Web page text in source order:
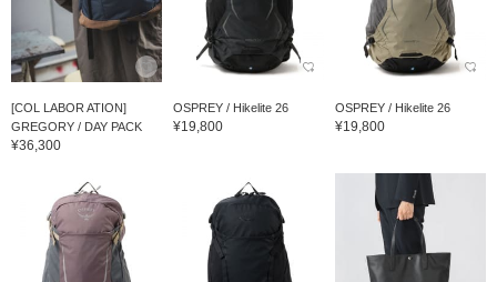
[COL LABOR ATION]
GREGORY / DAY PACK
¥36,300
OSPREY / Hikelite 26
¥19,800
OSPREY / Hikelite 26
¥19,800